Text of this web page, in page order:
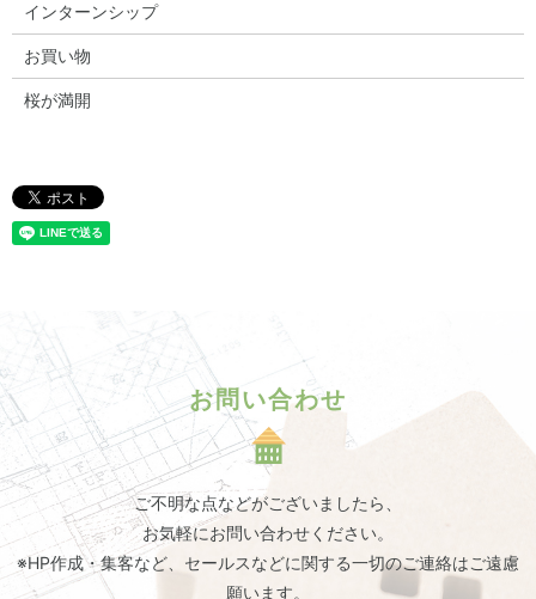
インターンシップ
お買い物
桜が満開
お問い合わせ
ご不明な点などがございましたら、
お気軽にお問い合わせください。
※HP作成・集客など、セールスなどに関する一切のご連絡はご遠慮
願います。